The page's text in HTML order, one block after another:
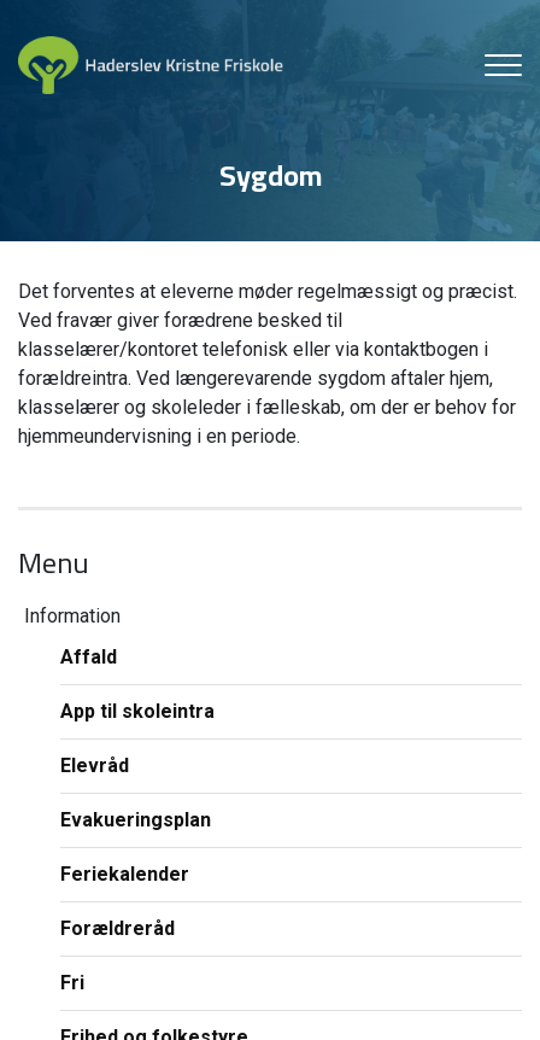
hovedindhold
Sygdom
Det forventes at eleverne møder regelmæssigt og præcist.
Ved fravær giver forædrene besked til
klasselærer/kontoret telefonisk eller via kontaktbogen i
forældreintra. Ved længerevarende sygdom aftaler hjem,
klasselærer og skoleleder i fælleskab, om der er behov for
hjemmeundervisning i en periode.
Menu
Information
Affald
App til skoleintra
Elevråd
Evakueringsplan
Feriekalender
Forældreråd
Fri